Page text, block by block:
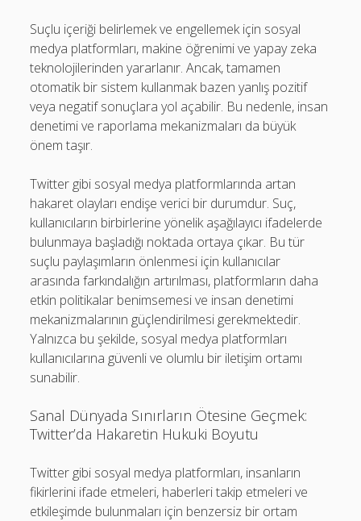
Suçlu içeriği belirlemek ve engellemek için sosyal
medya platformları, makine öğrenimi ve yapay zeka
teknolojilerinden yararlanır. Ancak, tamamen
otomatik bir sistem kullanmak bazen yanlış pozitif
veya negatif sonuçlara yol açabilir. Bu nedenle, insan
denetimi ve raporlama mekanizmaları da büyük
önem taşır.
Twitter gibi sosyal medya platformlarında artan
hakaret olayları endişe verici bir durumdur. Suç,
kullanıcıların birbirlerine yönelik aşağılayıcı ifadelerde
bulunmaya başladığı noktada ortaya çıkar. Bu tür
suçlu paylaşımların önlenmesi için kullanıcılar
arasında farkındalığın artırılması, platformların daha
etkin politikalar benimsemesi ve insan denetimi
mekanizmalarının güçlendirilmesi gerekmektedir.
Yalnızca bu şekilde, sosyal medya platformları
kullanıcılarına güvenli ve olumlu bir iletişim ortamı
sunabilir.
Sanal Dünyada Sınırların Ötesine Geçmek:
Twitter’da Hakaretin Hukuki Boyutu
Twitter gibi sosyal medya platformları, insanların
fikirlerini ifade etmeleri, haberleri takip etmeleri ve
etkileşimde bulunmaları için benzersiz bir ortam